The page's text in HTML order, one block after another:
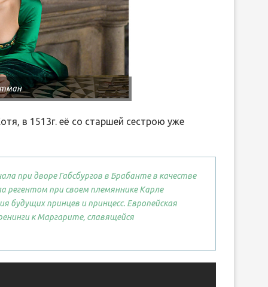
в 1513г. её со старшей сестрою уже
при дворе Габсбургов в Брабанте в качестве
регентом при своем племяннике Карле
будущих принцев и принцесс. Европейская
к Маргарите, славящейся